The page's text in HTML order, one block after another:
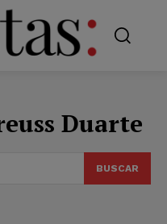
Duarte
BUSCAR